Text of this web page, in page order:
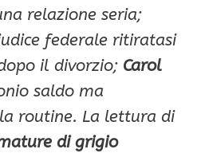
relazione seria;
federale ritiratasi
il divorzio; Carol
saldo ma
routine. La lettura di
di grigio